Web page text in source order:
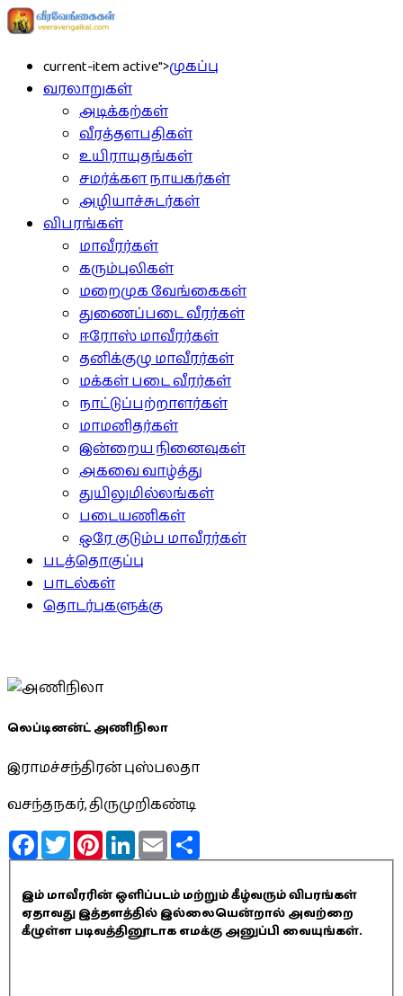
current-item active">முகப்பு
வரலாறுகள்
அடிக்கற்கள்
வீரத்தளபதிகள்
உயிராயுதங்கள்
சமர்க்கள நாயகர்கள்
அழியாச்சுடர்கள்
விபரங்கள்
மாவீரர்கள்
கரும்புலிகள்
மறைமுக வேங்கைகள்
துணைப்படை வீரர்கள்
ஈரோஸ் மாவீரர்கள்
தனிக்குழு மாவீரர்கள்
மக்கள் படை வீரர்கள்
நாட்டுப்பற்றாளர்கள்
மாமனிதர்கள்
இன்றைய நினைவுகள்
அகவை வாழ்த்து
துயிலுமில்லங்கள்
படையணிகள்
ஒரே குடும்ப மாவீரர்கள்
படத்தொகுப்பு
பாடல்கள்
தொடர்புகளுக்கு
லெப்டினன்ட் அணிநிலா
இராமச்சந்திரன் புஸ்பலதா
வசந்தநகர், திருமுறிகண்டி
FacebookTwitterPinterestLinkedInEmail
இம் மாவீரரின் ஒளிப்படம் மற்றும் கீழ்வரும் விபரங்கள்
ஏதாவது இத்தளத்தில் இல்லையென்றால் அவற்றை
கீழுள்ள படிவத்தினூடாக எமக்கு அனுப்பி வையுங்கள்.